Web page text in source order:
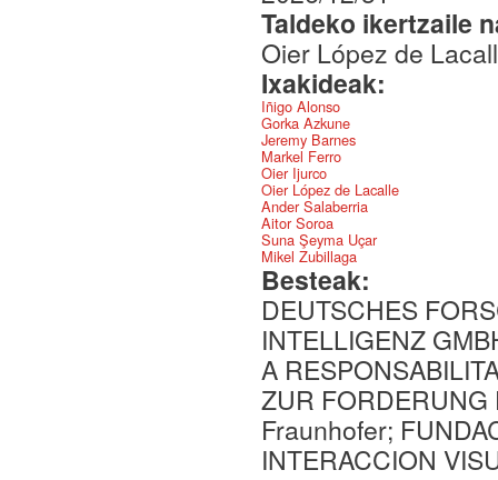
Taldeko ikertzaile
Oier López de
Ixakideak:
Iñigo Alonso
Gorka Azkune
Jeremy Barnes
Markel Ferro
Oier Ijurco
Oier López de Lacalle
Ander Salaberria
Aitor Soroa
Suna Şeyma Uçar
Mikel Zubillaga
Besteak:
DEUTSCHES
INTELLIGENZ
A
ZUR FORDERUNG
Fraunhofer;
INTERACCION